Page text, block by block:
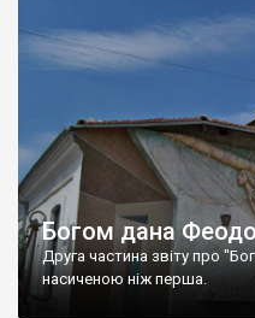
Богом дана
Друга частина звіту про
насиченою ніж перша.